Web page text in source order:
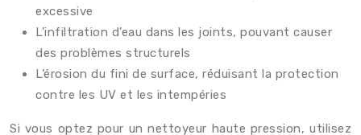
excessive
L’infiltration d’eau dans les joints, pouvant causer
des problèmes structurels
L’érosion du fini de surface, réduisant la protection
contre les UV et les intempéries
Si vous optez pour un nettoyeur haute pression, utilisez